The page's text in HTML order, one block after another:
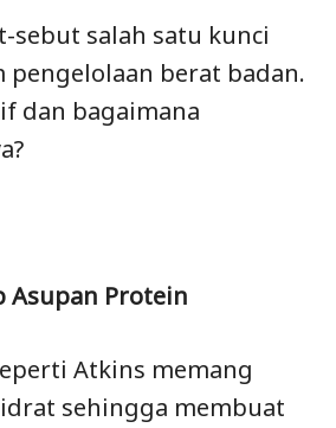
sebut salah satu kunci
berat badan.
dan bagaimana
Asupan Protein
Atkins memang
sehingga membuat